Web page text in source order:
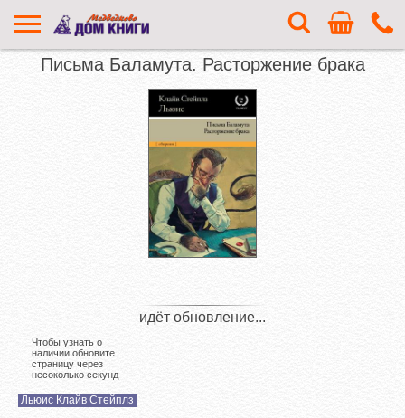
Письма Баламута. Расторжение брака
Льюис Клайв Стейплз
идёт обновление...
Чтобы узнать о
наличии обновите
страницу через
несоколько секунд